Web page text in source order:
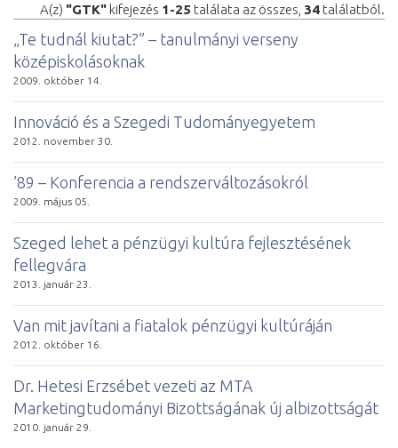
A(z) "GTK" kifejezés 1-25 találata az összes, 34 találatból.
„Te tudnál kiutat?” – tanulmányi verseny
középiskolásoknak
2009. október 14.
Innováció és a Szegedi Tudományegyetem
2012. november 30.
’89 – Konferencia a rendszerváltozásokról
2009. május 05.
Szeged lehet a pénzügyi kultúra fejlesztésének
fellegvára
2013. január 23.
Van mit javítani a fiatalok pénzügyi kultúráján
2012. október 16.
Dr. Hetesi Erzsébet vezeti az MTA
Marketingtudományi Bizottságának új albizottságát
2010. január 29.